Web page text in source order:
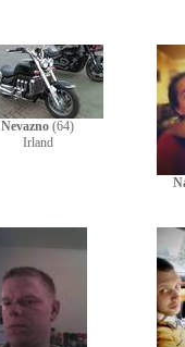
Nevazno (64)
Irland